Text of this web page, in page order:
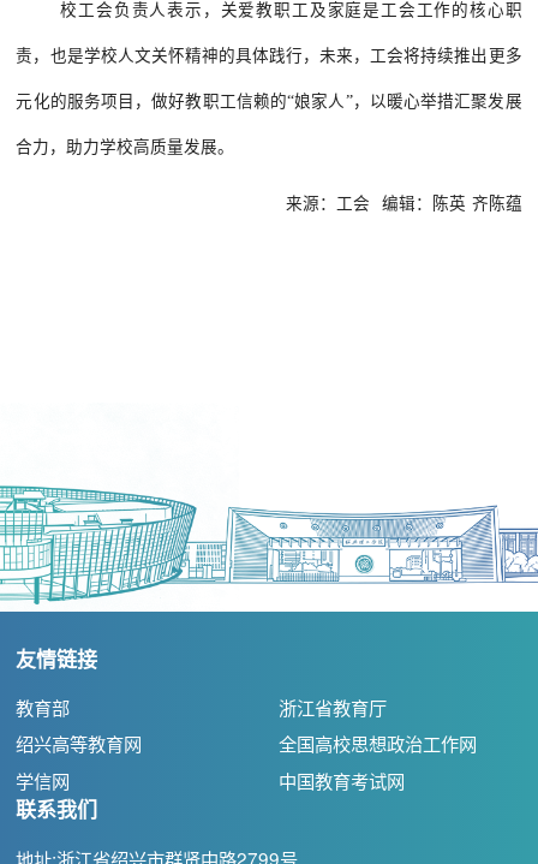
校工会负责人表示，关爱教职工及家庭是工会工作的核心职
责，也是学校人文关怀精神的具体践行，未来，工会将持续推出更多
元化的服务项目，做好教职工信赖的“娘家人”，以暖心举措汇聚发展
合力，助力学校高质量发展。
来源：工会 编辑：陈英 齐陈蕴
友情链接
教育部
浙江省教育厅
绍兴高等教育网
全国高校思想政治工作网
学信网
中国教育考试网
联系我们
地址:浙江省绍兴市群贤中路2799号